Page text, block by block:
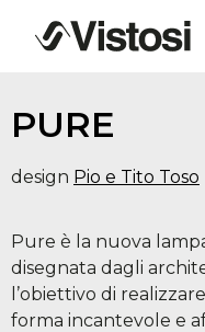
PURE
design Pio e Tito Toso
Pure è la nuova
disegnata dagli
l’obiettivo di
forma incantevole e